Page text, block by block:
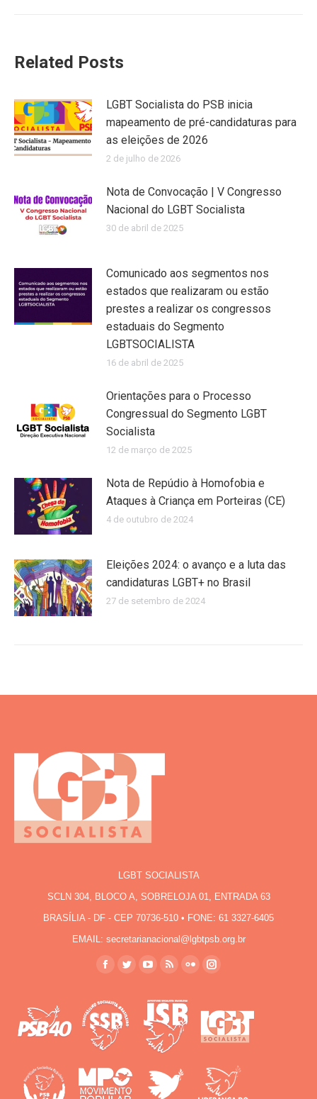
Related Posts
LGBT Socialista do PSB inicia
mapeamento de pré-candidaturas para
as eleições de 2026
2 de julho de 2026
Nota de Convocação | V Congresso
Nacional do LGBT Socialista
30 de abril de 2025
Comunicado aos segmentos nos
estados que realizaram ou estão
prestes a realizar os congressos
estaduais do Segmento
LGBTSOCIALISTA
16 de abril de 2025
Orientações para o Processo
Congressual do Segmento LGBT
Socialista
12 de março de 2025
Nota de Repúdio à Homofobia e
Ataques à Criança em Porteiras (CE)
4 de outubro de 2024
Eleições 2024: o avanço e a luta das
candidaturas LGBT+ no Brasil
27 de setembro de 2024
LGBT SOCIALISTA
SCLN 304, BLOCO A, SOBRELOJA 01, ENTRADA 63
BRASÍLIA - DF - CEP 70736-510 • FONE: 61 3327-6405
EMAIL: secretarianacional@lgbtpsb.org.br
Facebook
opens
in
new
Twitter
in
opens
in
new
opens
in
new
Flickr
opens
new
Instagram
opens
in
new
window